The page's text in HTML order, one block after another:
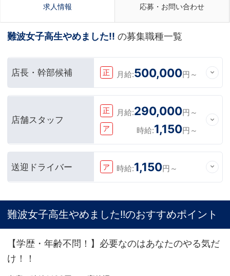
求人情報 応募・お問い合わせ
難波女子高生やめました!! の募集職種一覧
店長・幹部候補 正 月給:500,000円～
店舗スタッフ
正 月給:290,000円～
ア 時給:1,150円～
送迎ドライバー ア 時給:1,150円～
難波女子高生やめました!!のおすすめポイント
【学歴・年齢不問！】必要なのはあなたのやる気だ
け！！